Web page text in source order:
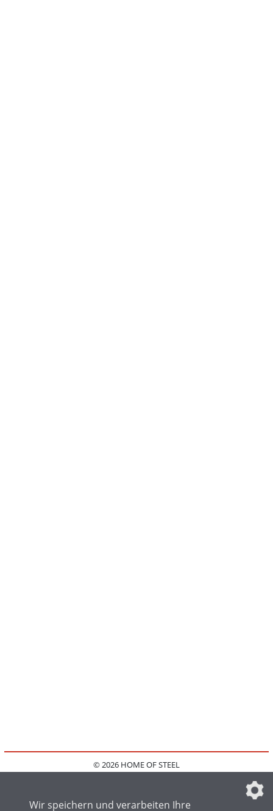
© 2026 HOME OF STEEL
IMPRESSUM
FAQ
DATENSCHUTZEINSTELLUNGEN
Wir speichern und verarbeiten Ihre